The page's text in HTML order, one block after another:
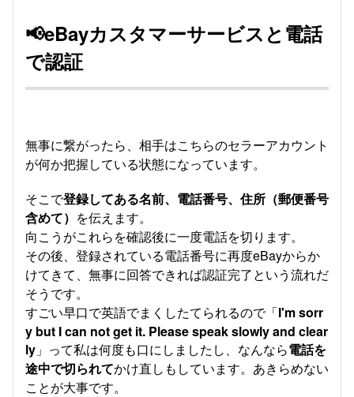
📢eBayカスタマーサービスと電話
で認証
無事に繋がったら、相手はこちらのセラーアカウント
が何か把握している状態になっています。
そこで登録してある名前、電話番号、住所（郵便番号
含めて） を伝えます。
向こうがこれらを確認後に一度電話を切ります。
その後、登録されている電話番号に再度eBayからか
けてきて、無事に回答できれば認証完了という流れだ
そうです。
すごい早口で英語でまくしたてられるので「I'm sorr
y but I can not get it. Please speak slowly and clear
ly 」って私は何度も口にしましたし、なんなら電話を
途中で切られてかけ直しもしています。あきらめない
ことが大事です。